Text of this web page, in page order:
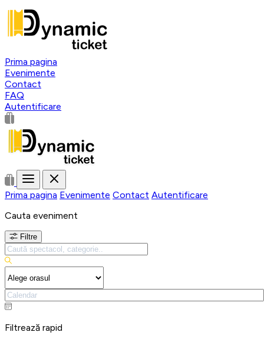
Prima pagina
Evenimente
Contact
FAQ
Autentificare
Prima pagina Evenimente Contact Autentificare
Cauta eveniment
Filtre
Filtrează rapid